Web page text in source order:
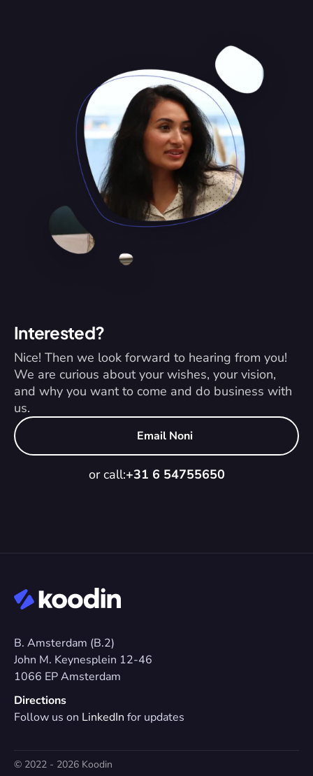
Interested?
Nice! Then we look forward to hearing from you!
We are curious about your wishes, your vision,
and why you want to come and do business with
us.
Email Noni
or call:+31 6 54755650
B. Amsterdam (B.2)
John M. Keynesplein 12-46
1066 EP Amsterdam
Directions
Follow us on LinkedIn for updates
© 2022 - 2026 Koodin